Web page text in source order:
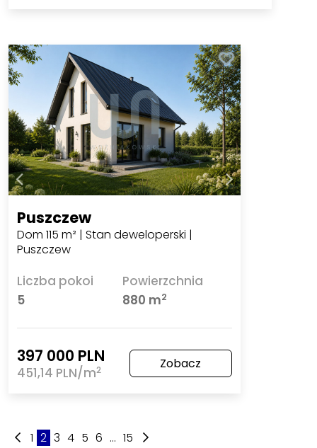
Puszczew
Dom 115 m² | Stan deweloperski |
Puszczew
Liczba pokoi
5
Powierzchnia
880 m2
397 000 PLN
451,14 PLN/m2 Zobacz
1 2 3 4 5 6 ... 15